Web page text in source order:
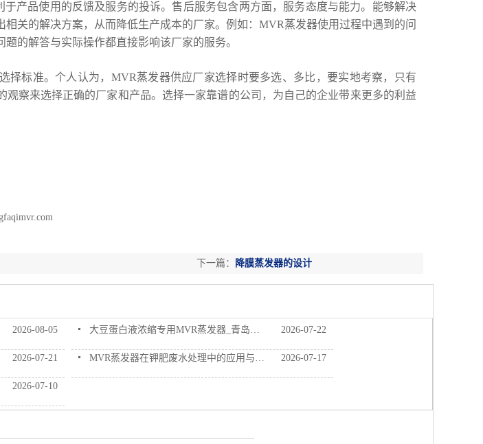
产品使用的反馈及服务的投诉。售后服务包含两方面，服务态度与能力。能够解决
关的解决方案，从而降低生产成本的厂家。例如：MVR蒸发器使用过程中遇到的问
的解答与实际操作都直接影响该厂家的服务。
标准。个人认为，MVR蒸发器供应厂家选择时要多选、多比，要实地考察，只有
观察来选择正确的厂家和产品。选择一家靠谱的公司，为自己的企业带来更多的利益
下一篇： 降膜蒸发器的设计
2026-08-05 2026-07-22
大豆蛋白液浓缩专用MVR蒸发器_青岛康景辉厂家
2026-07-21 2026-07-17
MVR蒸发器在钾肥废水处理中的应用与优势
2026-07-10